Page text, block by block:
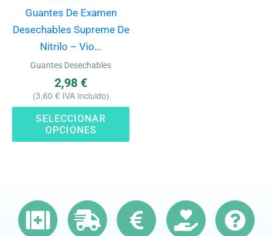
Valorado
con
4.50
de 5
Guantes De Examen
Desechables Supreme De
Nitrilo – Vio...
Guantes Desechables
2,98 €
(3,60 € IVA incluido)
SELECCIONAR
OPCIONES
en
página